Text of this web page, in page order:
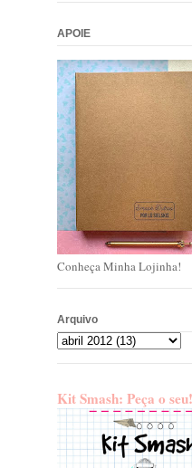
APOIE
Conheça Minha Lojinha!
Arquivo
Kit Smash: Peça o seu!